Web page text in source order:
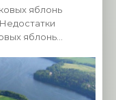
яблонь
яблонь